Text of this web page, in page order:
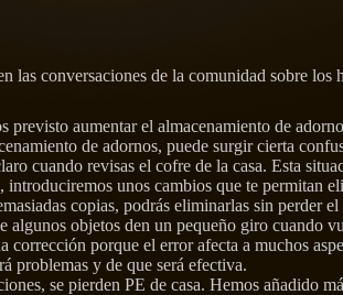
conversaciones de la comunidad sobre los
previsto aumentar el almacenamiento de
de adornos, puede surgir cierta
cuando revisas el cofre de la casa. Esta
unos cambios que te permitan
copias, podrás eliminarlas sin perder
objetos den un pequeño giro cuando
porque el error afecta a muchos
problemas y de que será efectiva.
se pierden PE de casa. Hemos añadido